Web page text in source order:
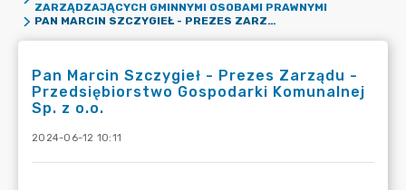
ZARZĄDZAJĄCYCH GMINNYMI OSOBAMI PRAWNYMI
PAN MARCIN SZCZYGIEŁ - PREZES ZARZĄDU - PRZEDSIĘBIORSTWO GOSPODARKI KOMUNALNEJ SP. Z O.O.
Pan Marcin Szczygieł - Prezes Zarządu -
Przedsiębiorstwo Gospodarki Komunalnej
Sp. z o.o.
2024-06-12 10:11